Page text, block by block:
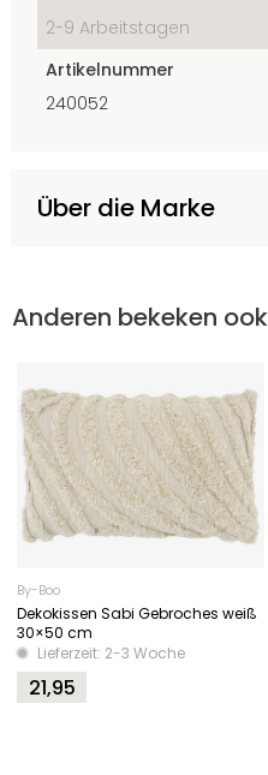
2-9 Arbeitstagen
Artikelnummer
240052
Über die Marke
Anderen bekeken ook
By-Boo
Dekokissen Sabi Gebroches weiß
30×50 cm
Lieferzeit: 2-3 Woche
21,95